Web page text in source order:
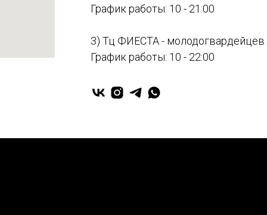
График работы: 10 - 21:00
3) Тц ФИЕСТА - молодогвардейцев
График работы: 10 - 22:00